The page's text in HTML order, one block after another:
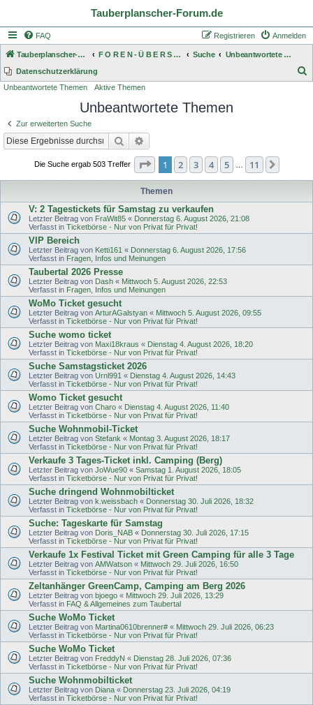
Tauberplanscher-Forum.de
FAQ Anmelden
Registrieren
Tauberplanscher-Forum.de F O R E N - Ü B E R S I C H T Suche
Unbeantwortete Themen
Datenschutzerklärung
Unbeantwortete Themen Aktive Themen
Unbeantwortete Themen
Zur erweiterten Suche
Suche
Die Suche ergab 503 Treffer Seite 1von 11
1 2 3 4 5 11
Themen
V: 2 Tagestickets für Samstag zu verkaufen
Letzter Beitrag von FraWit85 « Donnerstag 6. August 2026, 21:08
Verfasst in Ticketbörse - Nur von Privat für Privat!
VIP Bereich
Letzter Beitrag von Ketti161 « Donnerstag 6. August 2026, 17:56
Verfasst in Fragen, Infos und Meinungen
Taubertal 2026 Presse
Letzter Beitrag von Dash « Mittwoch 5. August 2026, 22:53
Verfasst in Fragen, Infos und Meinungen
WoMo Ticket gesucht
Letzter Beitrag von ArturAGalstyan « Mittwoch 5. August 2026, 09:55
Verfasst in Ticketbörse - Nur von Privat für Privat!
Suche womo ticket
Letzter Beitrag von Maxi18kraus « Dienstag 4. August 2026, 18:20
Verfasst in Ticketbörse - Nur von Privat für Privat!
Suche Samstagsticket 2026
Letzter Beitrag von Urnl991 « Dienstag 4. August 2026, 14:43
Verfasst in Ticketbörse - Nur von Privat für Privat!
Womo Ticket gesucht
Letzter Beitrag von Charo « Dienstag 4. August 2026, 11:40
Verfasst in Ticketbörse - Nur von Privat für Privat!
Suche Wohnmobil-Ticket
Letzter Beitrag von Stefank « Montag 3. August 2026, 18:17
Verfasst in Ticketbörse - Nur von Privat für Privat!
Verkaufe 3 Tages-Ticket inkl. Camping (Berg)
Letzter Beitrag von JoWue90 « Samstag 1. August 2026, 18:05
Verfasst in Ticketbörse - Nur von Privat für Privat!
Suche dringend Wohnmobilticket
Letzter Beitrag von k.weissbach « Donnerstag 30. Juli 2026, 18:32
Verfasst in Ticketbörse - Nur von Privat für Privat!
Suche: Tageskarte für Samstag
Letzter Beitrag von Doris_NAB « Donnerstag 30. Juli 2026, 17:15
Verfasst in Ticketbörse - Nur von Privat für Privat!
Verkaufe 1x Festival Ticket mit Green Camping für alle 3 Tage
Letzter Beitrag von AMWatson « Mittwoch 29. Juli 2026, 16:50
Verfasst in Ticketbörse - Nur von Privat für Privat!
Zeltanhänger GreenCamp, Camping am Berg 2026
Letzter Beitrag von bjoego « Mittwoch 29. Juli 2026, 13:29
Verfasst in FAQ & Allgemeines zum Taubertal
Suche WoMo Ticket
Letzter Beitrag von Martina0610brenner# « Mittwoch 29. Juli 2026, 06:23
Verfasst in Ticketbörse - Nur von Privat für Privat!
Suche WoMo Ticket
Letzter Beitrag von FreddyN « Dienstag 28. Juli 2026, 07:36
Verfasst in Ticketbörse - Nur von Privat für Privat!
Suche Wohnmobilticket
Letzter Beitrag von Diana « Donnerstag 23. Juli 2026, 04:19
Verfasst in Ticketbörse - Nur von Privat für Privat!